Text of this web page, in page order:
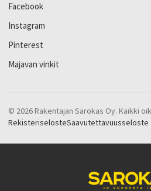
Facebook
Instagram
Pinterest
Majavan vinkit
© 2026 Rakentajan Sarokas Oy. Kaikki
RekisteriselosteSaavutettavuusseloste